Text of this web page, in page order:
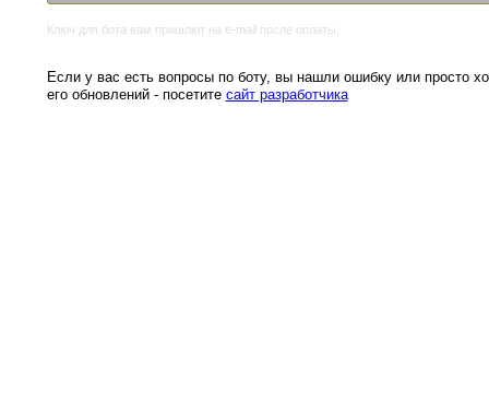
Ключ для бота вам пришлют на e-mail после оплаты.
Если у вас есть вопросы по боту, вы нашли ошибку или просто
его обновлений - посетите сайт разработчика